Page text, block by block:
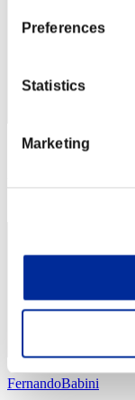
Preferences
Statistics
Marketing
スコア: -
FernandoBabini